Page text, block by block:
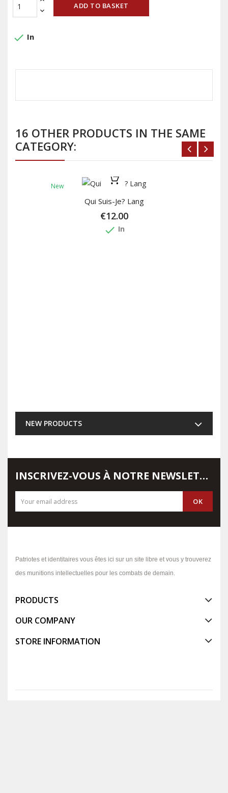
ADD TO BASKET
done In
16 OTHER PRODUCTS IN THE SAME
CATEGORY:
New
Qui Suis-Je? Lang
€12.00
done In
NEW PRODUCTS
INSCRIVEZ-VOUS À NOTRE NEWSLETTER
Patriotes et identitaires vous êtes ici sur un site libre et vous y trouverez
des munitions intellectuelles pour les combats de demain.
PRODUCTS
OUR COMPANY
STORE INFORMATION